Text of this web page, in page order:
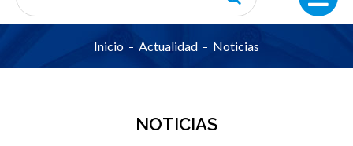
Inicio Actualidad Noticias
NOTICIAS